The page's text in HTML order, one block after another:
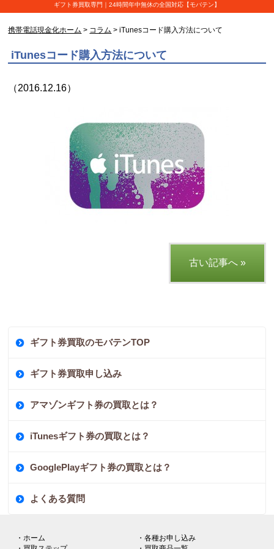
ギフト券買取専門｜24時間年中無休の全国対応【モバテン】
携帯電話現金化ホーム > コラム > iTunesコード購入方法について
iTunesコード購入方法について
（2016.12.16）
古い記事へ »
ギフト券買取のモバテンTOP
ギフト券買取申し込み
アマゾンギフト券の買取とは？
iTunesギフト券の買取とは？
GooglePlayギフト券の買取とは？
よくある質問
・ホーム
・各種お申し込み